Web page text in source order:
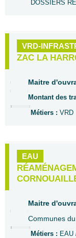
DOSSIERS
VRD-
ZAC LA
Maitre
Montant des
Métiers : VRD
EAU
Maitre
Communes
Métiers : EAU